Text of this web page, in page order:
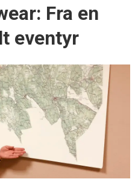
Fra en
eventyr